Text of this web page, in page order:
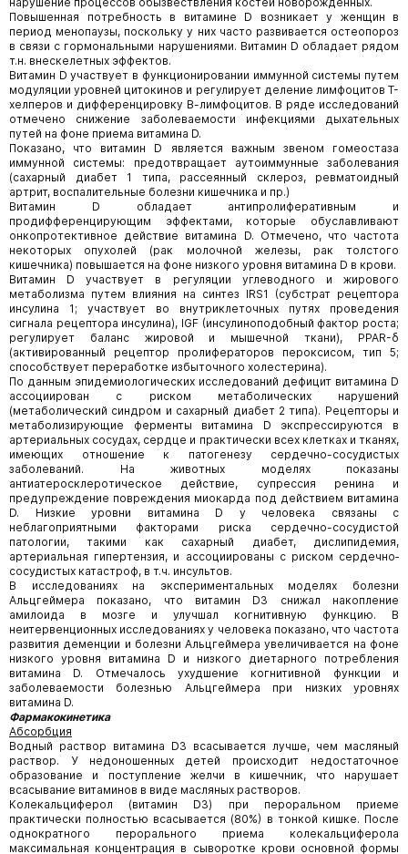
Повышенная потребность в витамине D возникает у женщин в
период менопаузы, поскольку у них часто развивается остеопороз
в связи с гормональными нарушениями. Витамин D обладает рядом
т.н. внескелетных эффектов.
Витамин D участвует в функционировании иммунной системы путем
модуляции уровней цитокинов и регулирует деление лимфоцитов Т-
хелперов и дифференцировку В-лимфоцитов. В ряде исследований
отмечено снижение заболеваемости инфекциями дыхательных
путей на фоне приема витамина D.
Показано, что витамин D является важным звеном гомеостаза
иммунной системы: предотвращает аутоиммунные заболевания
(сахарный диабет 1 типа, рассеянный склероз, ревматоидный
артрит, воспалительные болезни кишечника и пр.)
Витамин D обладает антипролиферативным и
продифференцирующим эффектами, которые обуславливают
онкопротективное действие витамина D. Отмечено, что частота
некоторых опухолей (рак молочной железы, рак толстого
кишечника) повышается на фоне низкого уровня витамина D в крови.
Витамин D участвует в регуляции углеводного и жирового
метаболизма путем влияния на синтез IRS1 (субстрат рецептора
инсулина 1; участвует во внутриклеточных путях проведения
сигнала рецептора инсулина), IGF (инсулиноподобный фактор роста;
регулирует баланс жировой и мышечной ткани), PPAR-δ
(активированный рецептор пролифераторов пероксисом, тип 5;
способствует переработке избыточного холестерина).
По данным эпидемиологических исследований дефицит витамина D
ассоциирован с риском метаболических нарушений
(метаболический синдром и сахарный диабет 2 типа). Рецепторы и
метаболизирующие ферменты витамина D экспрессируются в
артериальных сосудах, сердце и практически всех клетках и тканях,
имеющих отношение к патогенезу сердечно-сосудистых
заболеваний. На животных моделях показаны
антиатеросклеротическое действие, супрессия ренина и
предупреждение повреждения миокарда под действием витамина
D. Низкие уровни витамина D у человека связаны с
неблагоприятными факторами риска сердечно-сосудистой
патологии, такими как сахарный диабет, дислипидемия,
артериальная гипертензия, и ассоциированы с риском сердечно­
сосудистых катастроф, в т.ч. инсультов.
В исследованиях на экспериментальных моделях болезни
Альцгеймера показано, что витамин D3 снижал накопление
амилоида в мозге и улучшал когнитивную функцию. В
неитервенционных исследованиях у человека показано, что частота
развития деменции и болезни Альцгеймера увеличивается на фоне
низкого уровня витамина D и низкого диетарного потребления
витамина D. Отмечалось ухудшение когнитивной функции и
заболеваемости болезнью Альцгеймера при низких уровнях
витамина D.
Фармакокинетика
Абсорбция
Водный раствор витамина D3 всасывается лучше, чем масляный
раствор. У недоношенных детей происходит недостаточное
образование и поступление желчи в кишечник, что нарушает
всасывание витаминов в виде масляных растворов.
Колекальциферол (витамин D3) при пероральном приеме
практически полностью всасывается (80%) в тонкой кишке. После
однократного перорального приема колекальциферола
максимальная концентрация в сыворотке крови основной формы